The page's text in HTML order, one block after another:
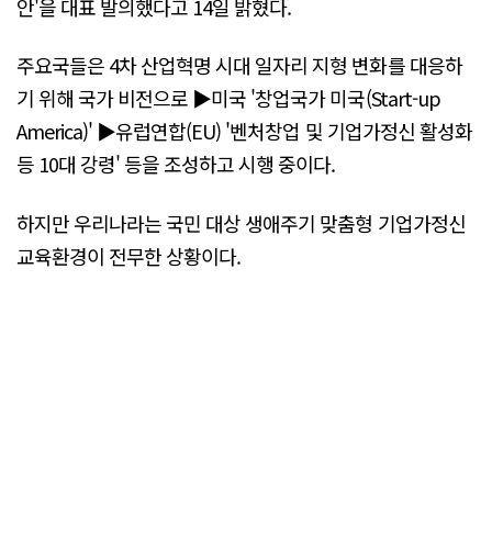
안'을 대표 발의했다고 14일 밝혔다.
주요국들은 4차 산업혁명 시대 일자리 지형 변화를 대응하
기 위해 국가 비전으로 ▶미국 '창업국가 미국(Start-up
America)' ▶유럽연합(EU) '벤처창업 및 기업가정신 활성화
등 10대 강령' 등을 조성하고 시행 중이다.
하지만 우리나라는 국민 대상 생애주기 맞춤형 기업가정신
교육환경이 전무한 상황이다.